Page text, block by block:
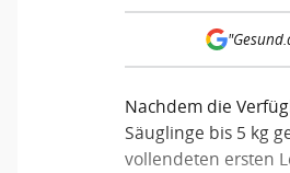
Nachdem die
Säuglinge bis 5 kg
vollendeten ersten